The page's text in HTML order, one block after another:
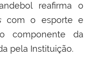
reafirma o
com o esporte e
componente da
pela Instituição.